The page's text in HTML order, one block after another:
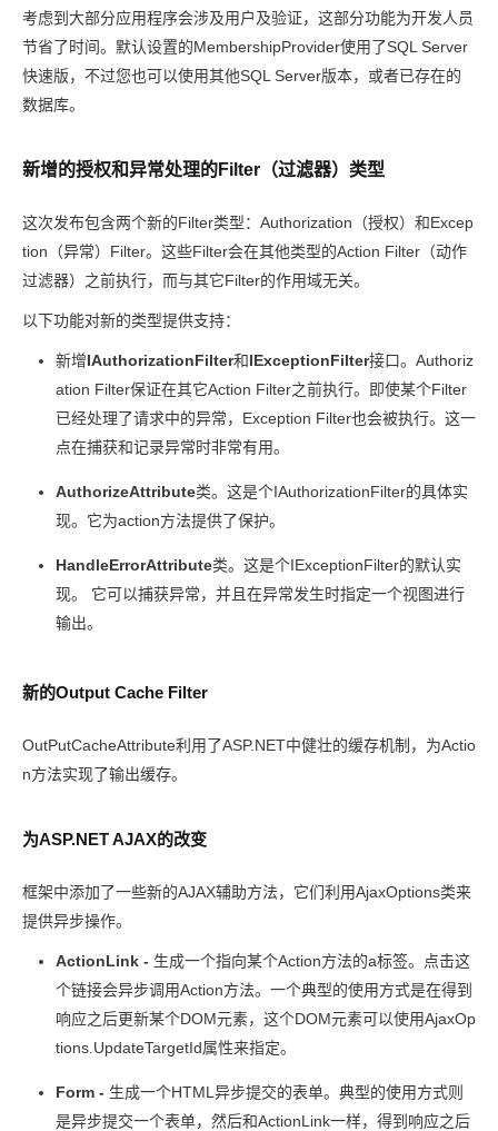
考虑到大部分应用程序会涉及用户及验证，这部分功能为开发人员
节省了时间。默认设置的MembershipProvider使用了SQL Server
快速版，不过您也可以使用其他SQL Server版本，或者已存在的
数据库。
新增的授权和异常处理的Filter（过滤器）类型
这次发布包含两个新的Filter类型：Authorization（授权）和Excep
tion（异常）Filter。这些Filter会在其他类型的Action Filter（动作
过滤器）之前执行，而与其它Filter的作用域无关。
以下功能对新的类型提供支持：
新增IAuthorizationFilter和IExceptionFilter接口。Authoriz
ation Filter保证在其它Action Filter之前执行。即使某个Filter
已经处理了请求中的异常，Exception Filter也会被执行。这一
点在捕获和记录异常时非常有用。
AuthorizeAttribute类。这是个IAuthorizationFilter的具体实
现。它为action方法提供了保护。
HandleErrorAttribute类。这是个IExceptionFilter的默认实
现。 它可以捕获异常，并且在异常发生时指定一个视图进行
输出。
新的Output Cache Filter
OutPutCacheAttribute利用了ASP.NET中健壮的缓存机制，为Actio
n方法实现了输出缓存。
为ASP.NET AJAX的改变
框架中添加了一些新的AJAX辅助方法，它们利用AjaxOptions类来
提供异步操作。
ActionLink - 生成一个指向某个Action方法的a标签。点击这
个链接会异步调用Action方法。一个典型的使用方式是在得到
响应之后更新某个DOM元素，这个DOM元素可以使用AjaxOp
tions.UpdateTargetId属性来指定。
Form - 生成一个HTML异步提交的表单。典型的使用方式则
是异步提交一个表单，然后和ActionLink一样，得到响应之后